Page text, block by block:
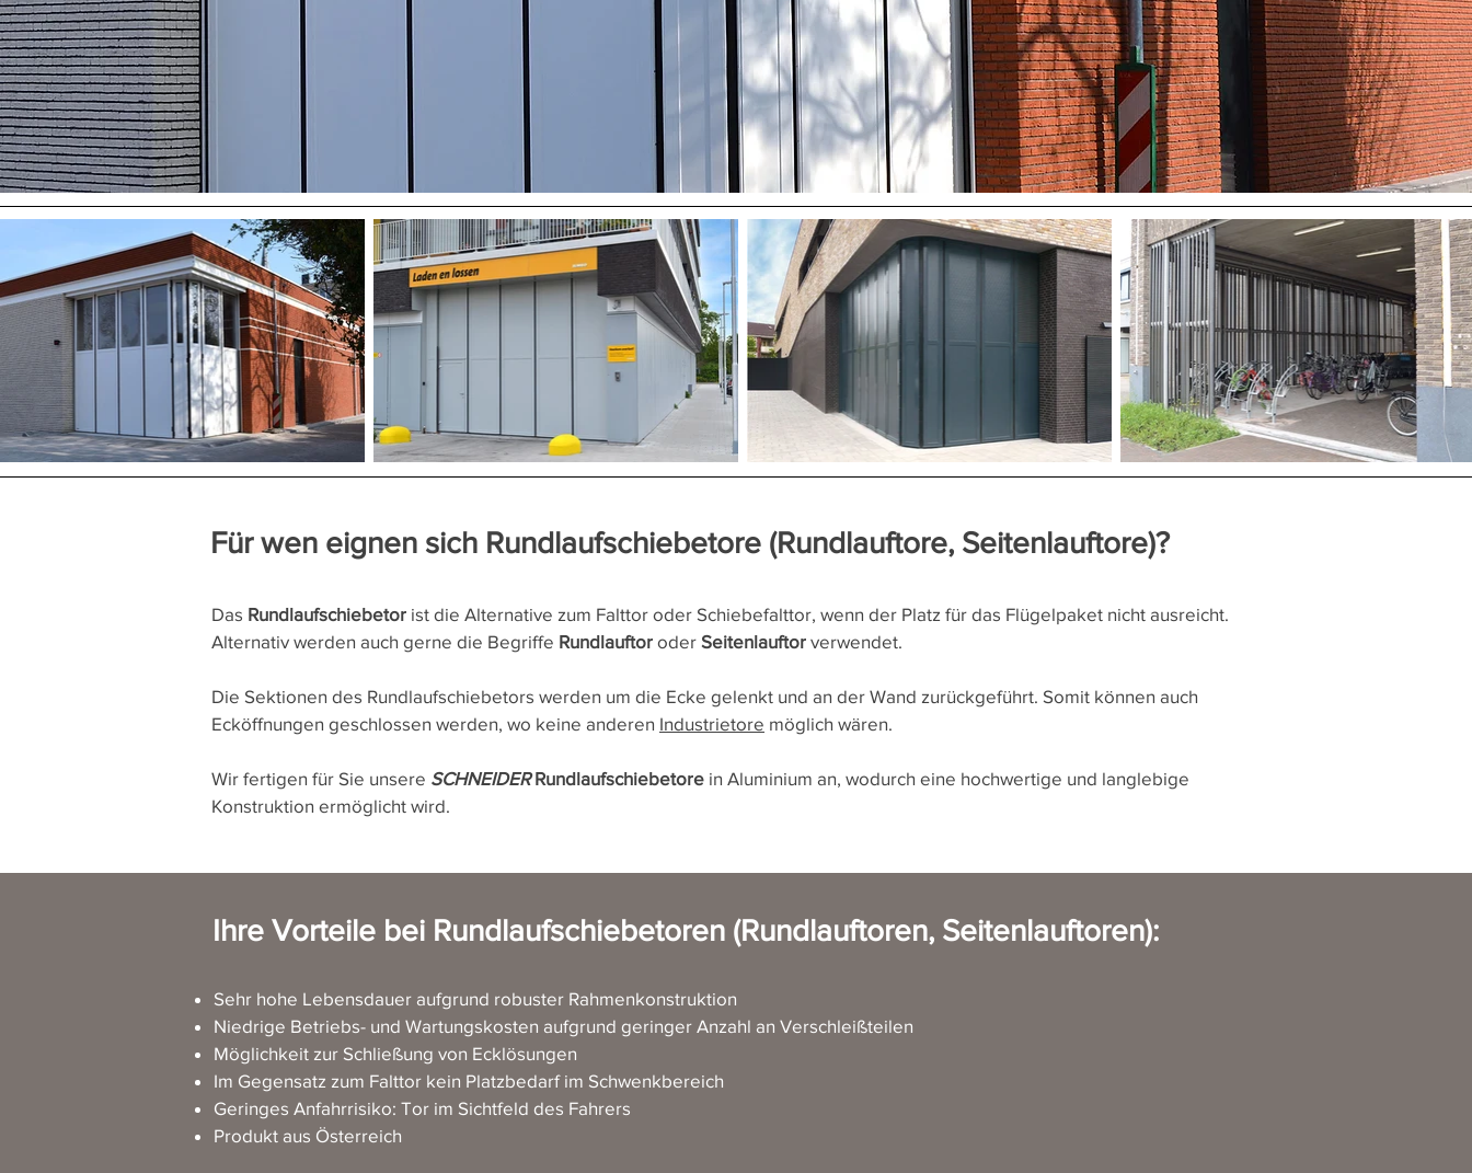
Für wen eignen sich Rundlaufschiebetore (Rundlauftore, Seitenlauftore)?
Das Rundlaufschiebetor ist die Alternative zum Falttor oder Schiebefalttor, wenn der Platz für das Flügelpaket nicht ausreicht.
Alternativ werden auch gerne die Begriffe Rundlauftor oder Seitenlauftor verwendet.
Die Sektionen des Rundlaufschiebetors werden um die Ecke gelenkt und an der Wand zurückgeführt. Somit können auch
Ecköffnungen geschlossen werden, wo keine anderen Industrietore möglich wären.
Wir fertigen für Sie unsere SCHNEIDERRundlaufschiebetore in Aluminium an, wodurch eine hochwertige und langlebige
Konstruktion ermöglicht wird.
Ihre Vorteile bei Rundlaufschiebetoren (Rundlauftoren, Seitenlauftoren):
Sehr hohe Lebensdauer aufgrund robuster Rahmenkonstruktion
Niedrige Betriebs- und Wartungskosten aufgrund geringer Anzahl an Verschleißteilen
Möglichkeit zur Schließung von Ecklösungen
Im Gegensatz zum Falttor kein Platzbedarf im Schwenkbereich
Geringes Anfahrrisiko: Tor im Sichtfeld des Fahrers
Produkt aus Österreich